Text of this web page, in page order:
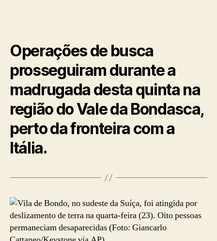
Operações de busca
prosseguiram durante a
madrugada desta quinta na
região do Vale da Bondasca,
perto da fronteira com a
Itália.